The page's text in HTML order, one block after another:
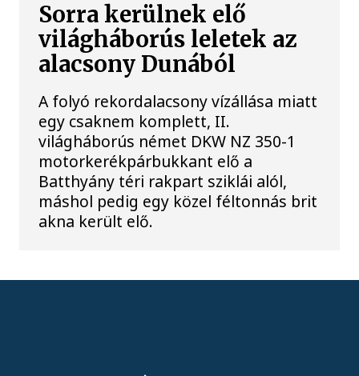
Sorra kerülnek elő
világháborús leletek az
alacsony Dunából
A folyó rekordalacsony vízállása miatt
egy csaknem komplett, II.
világháborús német DKW NZ 350-1
motorkerékpárbukkant elő a
Batthyány téri rakpart sziklái alól,
máshol pedig egy közel féltonnás brit
akna került elő.